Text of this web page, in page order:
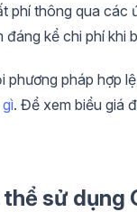
phí thông qua các
kể chi phí khi
phương pháp hợp
. Để xem biểu giá
sử dụng